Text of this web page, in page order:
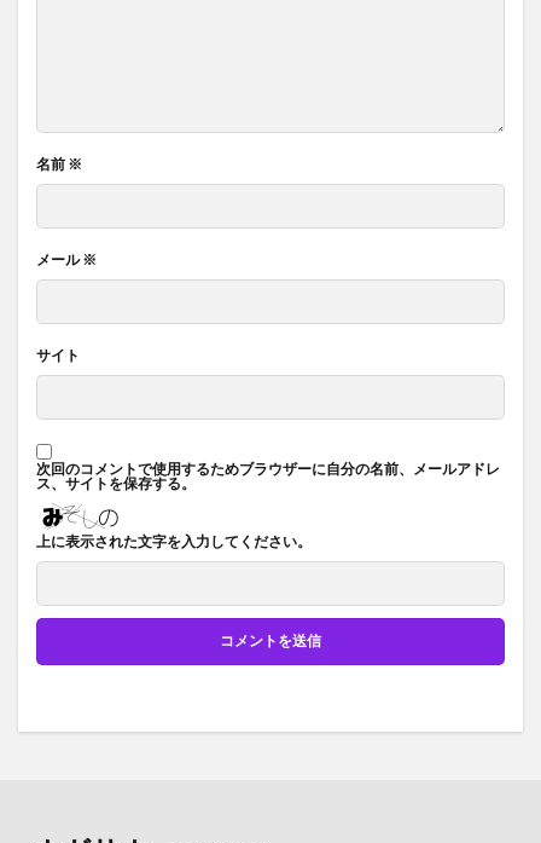
名前 ※
メール※
サイト
次回のコメントで使用するためブラウザーに自分の名前、メールアドレ
ス、サイトを保存する。
上に表示された文字を入力してください。